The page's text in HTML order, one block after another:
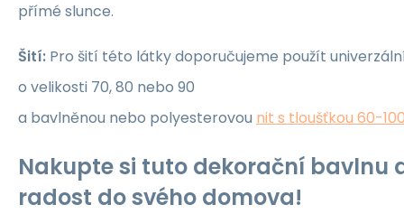
přímé slunce.
Šití: Pro šití této látky doporučujeme použít
o velikosti 70, 80 nebo 90
a bavlněnou nebo polyesterovou nit s tloušťkou 60-
Nakupte si tuto dekorační bavlnu
radost do svého domova!